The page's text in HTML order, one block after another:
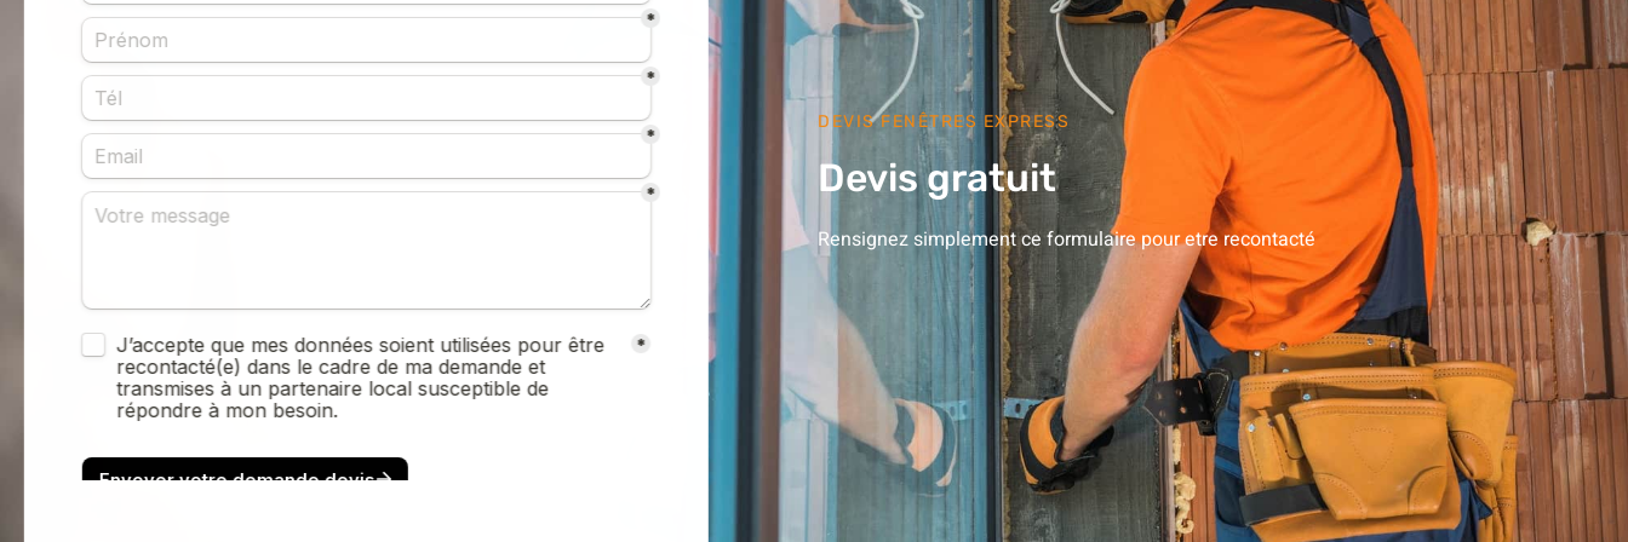
DEVIS FENÊTRES EXPRESS
Devis gratuit
Rensignez simplement ce formulaire pour etre recontacté